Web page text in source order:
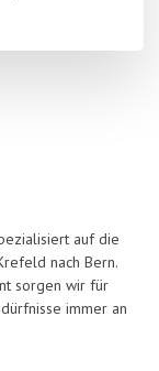
auf die
nach Bern.
sorgen wir für
immer an